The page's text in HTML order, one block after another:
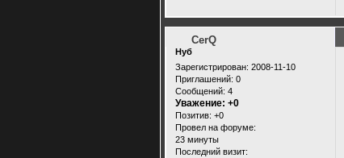
CerQ
Нуб
Зарегистрирован: 2008-11-10
Приглашений: 0
Сообщений: 4
Уважение: +0
Позитив: +0
Провел на форуме:
23 минуты
Последний визит: